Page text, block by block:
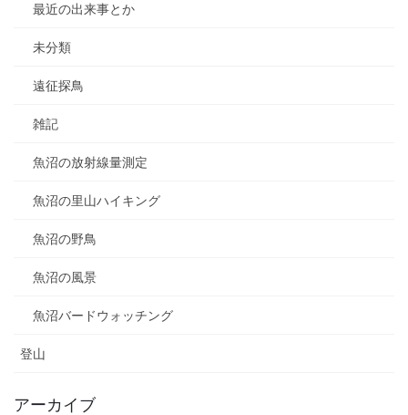
最近の出来事とか
未分類
遠征探鳥
雑記
魚沼の放射線量測定
魚沼の里山ハイキング
魚沼の野鳥
魚沼の風景
魚沼バードウォッチング
登山
アーカイブ